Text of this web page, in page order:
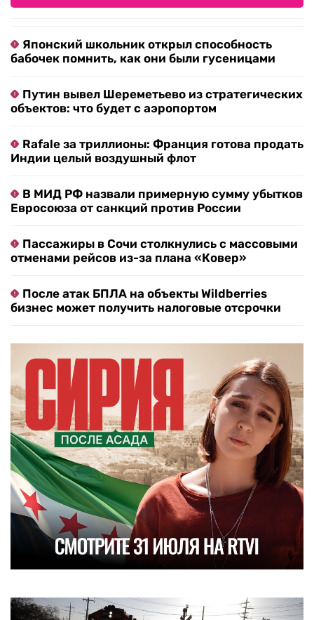
Японский школьник открыл способность
бабочек помнить, как они были гусеницами
Путин вывел Шереметьево из стратегических
объектов: что будет с аэропортом
Rafale за триллионы: Франция готова продать
Индии целый воздушный флот
В МИД РФ назвали примерную сумму убытков
Евросоюза от санкций против России
Пассажиры в Сочи столкнулись с массовыми
отменами рейсов из-за плана «Ковер»
После атак БПЛА на объекты Wildberries
бизнес может получить налоговые отсрочки